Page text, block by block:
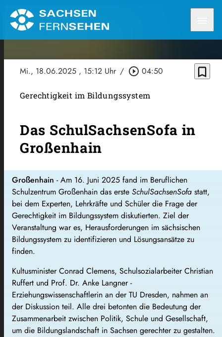
Mi., 18.06.2025 , 15:12 Uhr / play_circle_outline 04:50 bookmark_border
Gerechtigkeit im Bildungssystem
Das SchulSachsenSofa in
Großenhain
Großenhain - Am 16. Juni 2025 fand im Beruflichen
Schulzentrum Großenhain das erste SchulSachsenSofa statt,
bei dem Experten, Lehrkräfte und Schüler die Frage der
Gerechtigkeit im Bildungssystem diskutierten. Ziel der
Veranstaltung war es, Herausforderungen im sächsischen
Bildungssystem zu identifizieren und Lösungsansätze zu
finden.
Kultusminister Conrad Clemens, Schulsozialarbeiter Christian
Ruffert und Prof. Dr. Anke Langner -
Erziehungswissenschaftlerin an der TU Dresden, nahmen an
der Diskussion teil. Alle drei betonten die Bedeutung der
Zusammenarbeit zwischen Politik, Schule und Gesellschaft,
um die Bildungslandschaft in Sachsen gerechter zu gestalten.